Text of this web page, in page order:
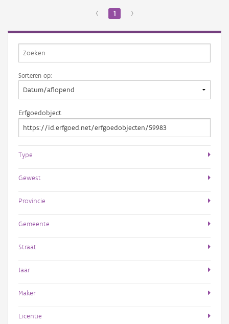
‹ 1 ›
Sorteren op:
Erfgoedobject
Type
Gewest
Provincie
Gemeente
Straat
Jaar
Maker
Licentie